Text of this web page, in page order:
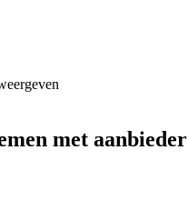
met aanbieder